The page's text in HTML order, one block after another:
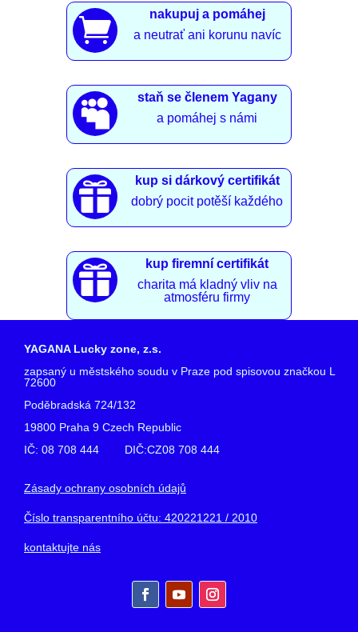

nakupuj a pomáhej
a neutrať ani korunu navíc

staň se členem Yagany
a pomáhej s námi

kup si dárkový certifikát
dobrý pocit potěší každého

kup firemní certifikát
charita má kladný vliv na
atmosféru firmy
YAGANA Lucky zone, z.s.
zapsaný u městského soudu v Praze pod spisovou značkou L
72600
Poděbradská 724/132
19800 Praha 9 Czech Republic
IČ: 08 708 444 DIČ:CZ08 708 444
Zásady ochrany osobních údajů
Číslo transparentního účtu: 420221221 / 2010
kontaktujte nás